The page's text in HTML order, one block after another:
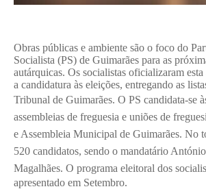
Obras públicas e ambiente são o foco do
Socialista (PS) de Guimarães para as
autárquicas. Os socialistas oficializaram esta
a candidatura às eleições, entregando as
Tribunal de Guimarães. O PS candidata-se
assembleias de freguesia e uniões de
e Assembleia Municipal de Guimarães. No
520 candidatos, sendo o mandatário António
Magalhães. O programa eleitoral dos
apresentado em Setembro.